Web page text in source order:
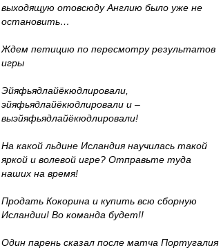
выходящую отовсюду Англию было уже не
остановить…
Ждем петицию по пересмотру результатов
игры
Эйяфьядлайёкюдлировали,
эйяфьядлайёкюдлировали и –
выэйяфьядлайёкюдлировали!
На какой льдине Исландия научилась такой
яркой и волевой игре? Отправьте туда
наших на время!
Продать Кокорина и купить всю сборную
Исландии! Во команда будет!!
Один парень сказал после матча Португалия